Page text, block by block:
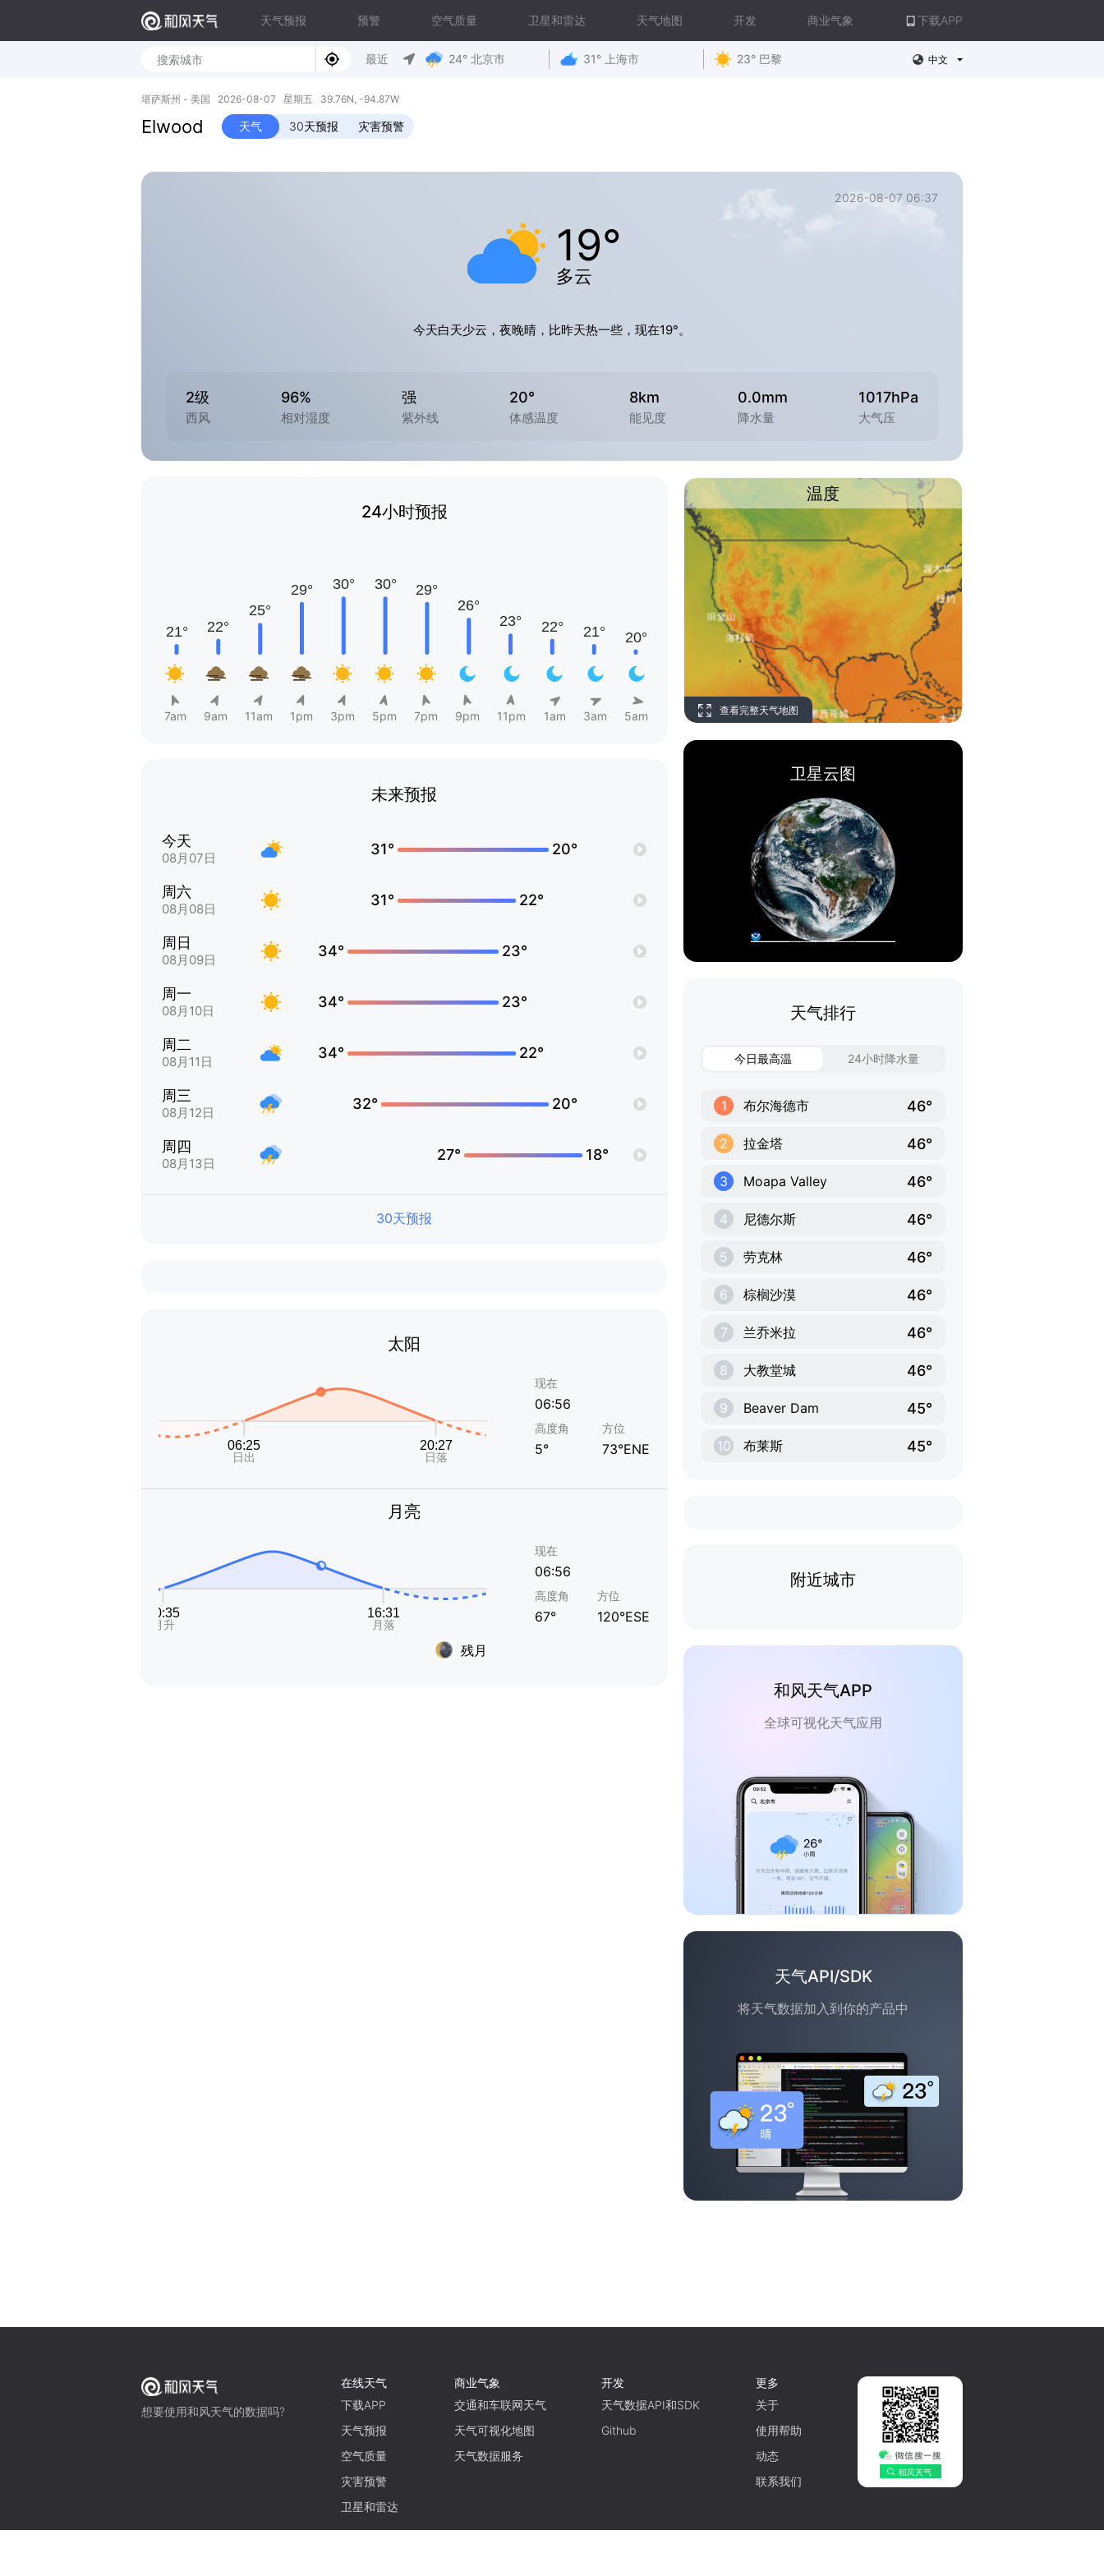
天气预报 预警 空气质量 卫星和雷达 天气地图 开发 商业气象 下载APP
最近 24° 北京市 31° 上海市 23° 巴黎 中文
堪萨斯州 - 美国 2026-08-07 星期五 39.76N, -94.87W
Elwood 天气 30天预报 灾害预警
2026-08-07 06:37
19°
多云
今天白天少云，夜晚晴，比昨天热一些，现在19°。
2级
西风
96%
相对湿度
强
紫外线
20°
体感温度
8km
能见度
0.0mm
降水量
1017hPa
大气压
24小时预报
7am 9am 11am 1pm 3pm 5pm 7pm 9pm 11pm 1am 3am 5am
未来预报
今天
08月07日
31° 20°
周六
08月08日
31° 22°
周日
08月09日
34° 23°
周一
08月10日
34° 23°
周二
08月11日
34° 22°
周三
08月12日
32° 20°
周四
08月13日
27° 18°
30天预报
太阳
现在
06:56
高度角
5°
方位
73°ENE
月亮
残月
现在
06:56
高度角
67°
方位
120°ESE
温度
查看完整天气地图
卫星云图
天气排行
今日最高温 24小时降水量
1 布尔海德市 46°
2 拉金塔 46°
3 Moapa Valley 46°
4 尼德尔斯 46°
5 劳克林 46°
6 棕榈沙漠 46°
7 兰乔米拉 46°
8 大教堂城 46°
9 Beaver Dam 45°
10 布莱斯 45°
附近城市
和风天气APP
全球可视化天气应用
天气API/SDK
将天气数据加入到你的产品中
想要使用和风天气的数据吗?
在线天气
下载APP
天气预报
空气质量
灾害预警
卫星和雷达
商业气象
交通和车联网天气
天气可视化地图
天气数据服务
开发
天气数据API和SDK
Github
更多
关于
使用帮助
动态
联系我们